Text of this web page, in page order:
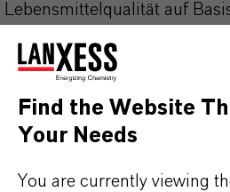
Lebensmittelqualität auf
Polyacrylates. Es ist
spezielle
Einsatz in Haushaltsfiltern
Lewatit® S 8229 Scopeblue
Natrium gepufferten
Find the Website
Your Needs
You are currently viewing